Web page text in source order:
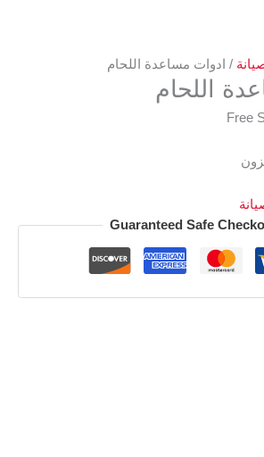
/ ادوات مساعدة اللحام
اللحام
Guaranteed Safe